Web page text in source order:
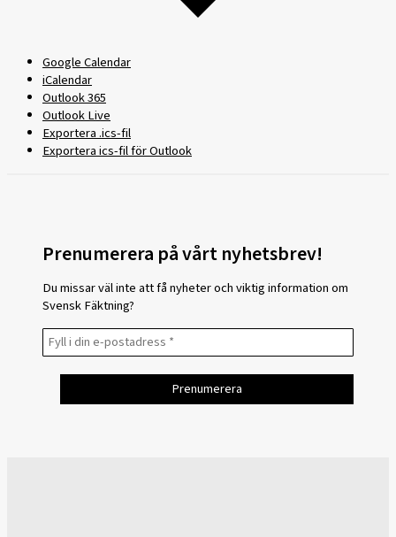
Google Calendar
iCalendar
Outlook 365
Outlook Live
Exportera .ics-fil
Exportera ics-fil för Outlook
Prenumerera på vårt nyhetsbrev!
Du missar väl inte att få nyheter och viktig information om
Svensk Fäktning?